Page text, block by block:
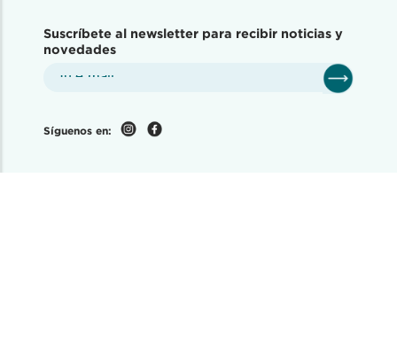
Suscríbete al newsletter para recibir noticias y
novedades
Síguenos en: